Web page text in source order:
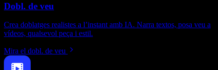
Dobl. de veu
Crea doblatges realistes a l’instant amb IA. Narra textos, posa veu a
vídeos, qualsevol peça i estil.
Mira el dobl. de veu